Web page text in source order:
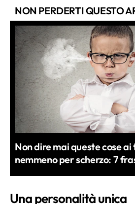
NON PERDERTI QUESTO
Non dire mai queste cose
nemmeno per scherzo: 7
Una personalità unica